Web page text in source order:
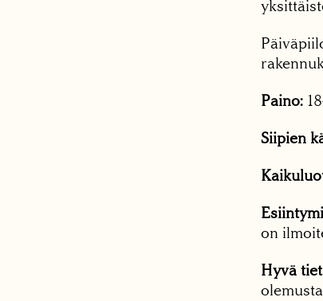
Paino:
Siipien
on
Hyvä